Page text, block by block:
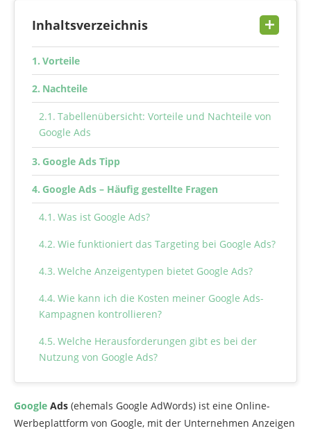
Inhaltsverzeichnis
Vorteile
Nachteile
Tabellenübersicht: Vorteile und Nachteile von
Google Ads
Google Ads Tipp
Google Ads – Häufig gestellte Fragen
Was ist Google Ads?
Wie funktioniert das Targeting bei Google Ads?
Welche Anzeigentypen bietet Google Ads?
Wie kann ich die Kosten meiner Google Ads-
Kampagnen kontrollieren?
Welche Herausforderungen gibt es bei der
Nutzung von Google Ads?
Google Ads (ehemals Google AdWords) ist eine Online-
Werbeplattform von Google, mit der Unternehmen Anzeigen